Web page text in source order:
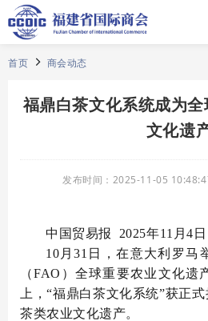
首页 商会动态
福鼎白茶文化系统成为
文化遗
发布时间： 2025-11-05
中国贸易报 2025年11月4
10月31日，在意大利罗马
（FAO）全球重要农业文化遗
上，“福鼎白茶文化系统”获正
茶类农业文化遗产。